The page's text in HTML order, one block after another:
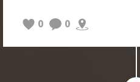
0 0